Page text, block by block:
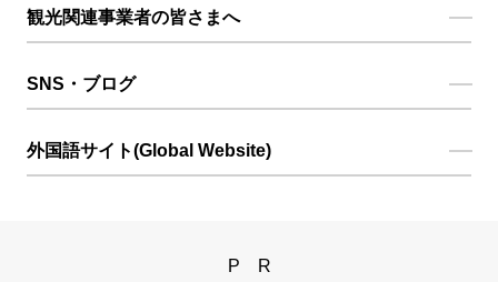
観光関連事業者の皆さまへ
SNS・ブログ
外国語サイト(Global Website)
PR